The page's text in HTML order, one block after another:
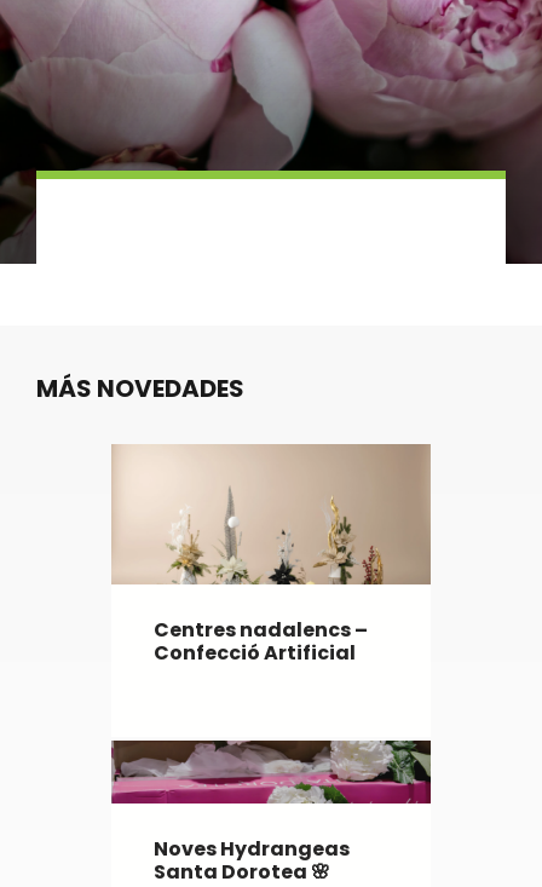
Accés clients
MÁS NOVEDADES
Centres nadalencs –
Confecció Artificial
Noves Hydrangeas
Santa Dorotea 🌸